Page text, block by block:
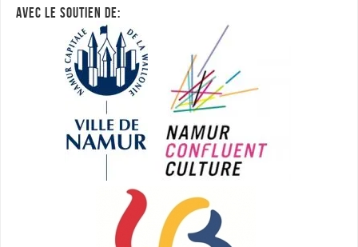
AVEC LE SOUTIEN DE: